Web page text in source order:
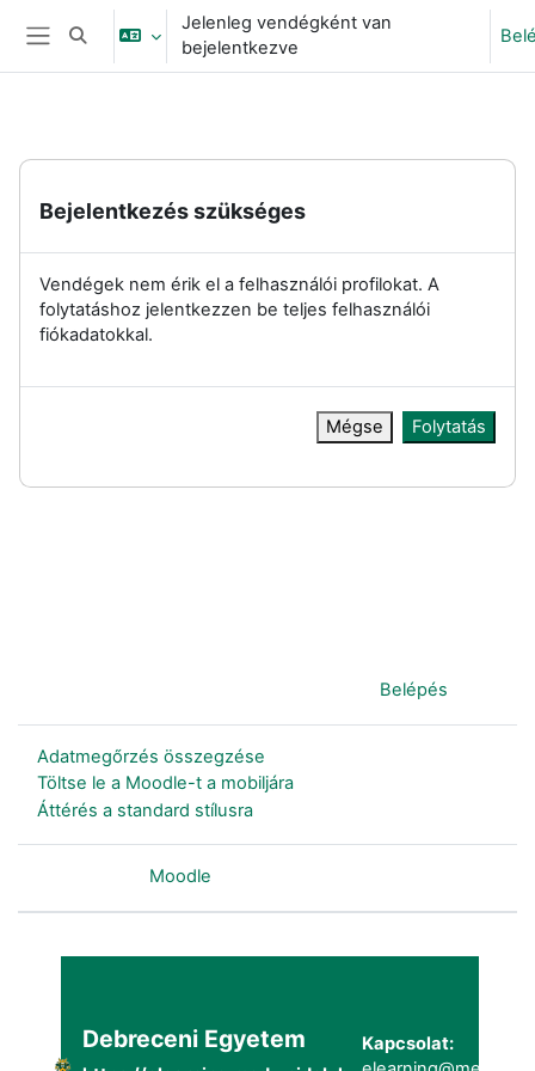
Tovább a fő tartalomhoz
Oldalpanel
Keresési bemeneti adatok váltása
Jelenleg vendégként van
bejelentkezve
Bejelentkezés szükséges
Vendégek nem érik el a felhasználói profilokat. A
folytatáshoz jelentkezzen be teljes felhasználói
fiókadatokkal.
Mégse Folytatás
Belépés
Adatmegőrzés összegzése
Töltse le a Moodle-t a mobiljára
Áttérés a standard stílusra
Moodle
Debreceni Egyetem
Kapcsolat: